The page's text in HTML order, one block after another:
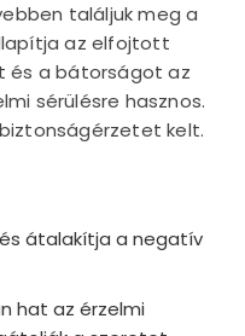
találjuk meg a
az elfojtott
és a bátorságot az
sérülésre hasznos.
kelt.
átalakítja a negatív
hat az érzelmi